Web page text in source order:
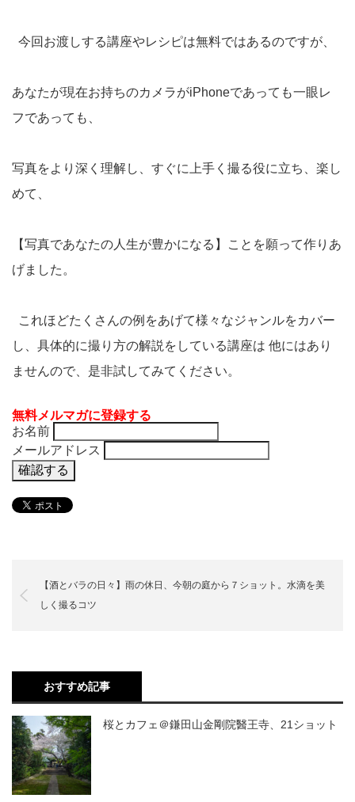
今回お渡しする講座やレシピは無料ではあるのですが、
あなたが現在お持ちのカメラがiPhoneであっても一眼レ
フであっても、
写真をより深く理解し、すぐに上手く撮る役に立ち、楽し
めて、
【写真であなたの人生が豊かになる】ことを願って作りあ
げました。
これほどたくさんの例をあげて様々なジャンルをカバー
し、具体的に撮り方の解説をしている講座は 他にはあり
ませんので、是非試してみてください。
無料メルマガに登録する
お名前
メールアドレス
【酒とバラの日々】雨の休日、今朝の庭から７ショット。水滴を美
しく撮るコツ
おすすめ記事
桜とカフェ＠鎌田山金剛院醫王寺、21ショット